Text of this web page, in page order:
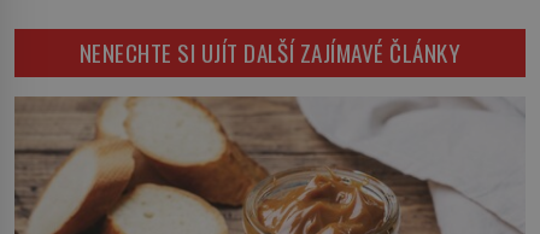
potácí zcela zmatený 14letý
Konerak Sinthasomphone. Když ho
zastaví policejní hlídka, ochable jí
nadiktuje adresu „jeho kamaráda“.
Strážníci ho dopraví zpět do
udaného bytu. Oním „kamarádem“
je ovšem jeden z nejslavnějších
vrahů, Jeffrey Dahmer (1960–1994).
Je 27. května 1991. […]
NENECHTE SI UJÍT DALŠÍ ZAJÍMAVÉ ČLÁNKY